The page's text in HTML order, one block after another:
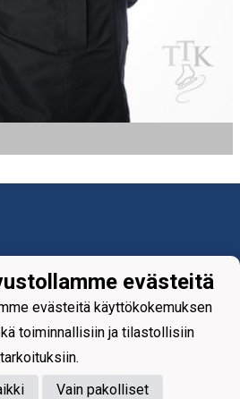
ry
evästeitä
evästeitä käyttökokemuksen
toiminnallisiin ja tilastollisiin
tarkoituksiin.
Vain pakolliset